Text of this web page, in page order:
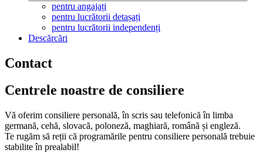
pentru angajați
pentru lucrătorii detașați
pentru lucrătorii independenți
Descărcări
Contact
Centrele noastre de consiliere
Vă oferim consiliere personală, în scris sau telefonică în limba
germană, cehă, slovacă, poloneză, maghiară, română și engleză.
Te rugăm să reții că programările pentru consiliere personală trebuie
stabilite în prealabil!